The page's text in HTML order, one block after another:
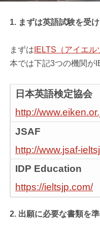
1. まずは英語試験を受
まずは IELTS（アイエル
本では下記3つの機関が
日本英語検定協会
http://
JSAF
http://www.jsaf-
IDP Education
https://ieltsjp.com/
2. 出願に必要な書類を